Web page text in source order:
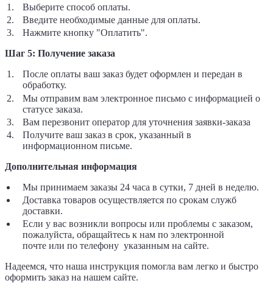
Выберите способ оплаты.
Введите необходимые данные для оплаты.
Нажмите кнопку "Оплатить".
Шаг 5: Получение заказа
После оплаты ваш заказ будет оформлен и передан в
обработку.
Мы отправим вам электронное письмо с информацией о
статусе заказа.
Вам перезвонит оператор для уточнения заявки-заказа
Получите ваш заказ в срок, указанный в
информационном письме.
Дополнительная информация
Мы принимаем заказы 24 часа в сутки, 7 дней в неделю.
Доставка товаров осуществляется по срокам служб
доставки.
Если у вас возникли вопросы или проблемы с заказом,
пожалуйста, обращайтесь к нам по электронной
почте или по телефону указанным на сайте.
Надеемся, что наша инструкция помогла вам легко и быстро
оформить заказ на нашем сайте.